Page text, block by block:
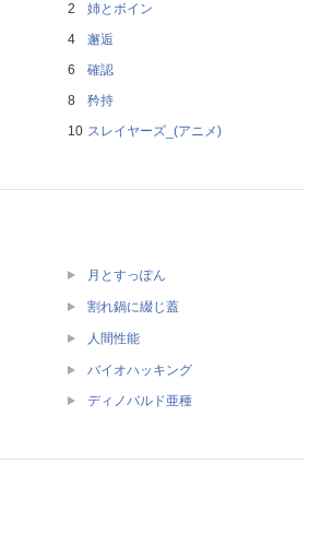
姉とボイン
邂逅
確認
矜持
スレイヤーズ_(アニメ)
月とすっぽん
割れ鍋に綴じ蓋
人間性能
バイオハッキング
ディノバルド亜種